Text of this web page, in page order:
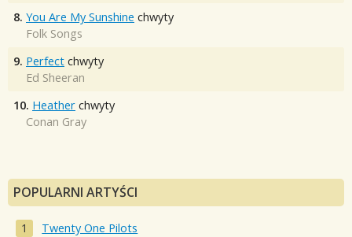
8. You Are My Sunshine chwyty
Folk Songs
9. Perfect chwyty
Ed Sheeran
10. Heather chwyty
Conan Gray
POPULARNI ARTYŚCI
Twenty One Pilots